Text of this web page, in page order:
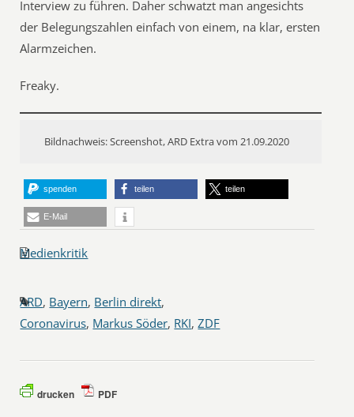
Interview zu führen. Daher schwatzt man angesichts
der Belegungszahlen einfach von einem, na klar, ersten
Alarmzeichen.
Freaky.
Bildnachweis: Screenshot, ARD Extra vom 21.09.2020
spenden teilen teilen
E-Mail
Medienkritik
ARD, Bayern, Berlin direkt,
Coronavirus, Markus Söder, RKI,ZDF
drucken PDF